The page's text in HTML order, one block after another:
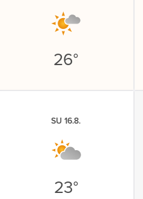
26°
SU 16.8.
23°